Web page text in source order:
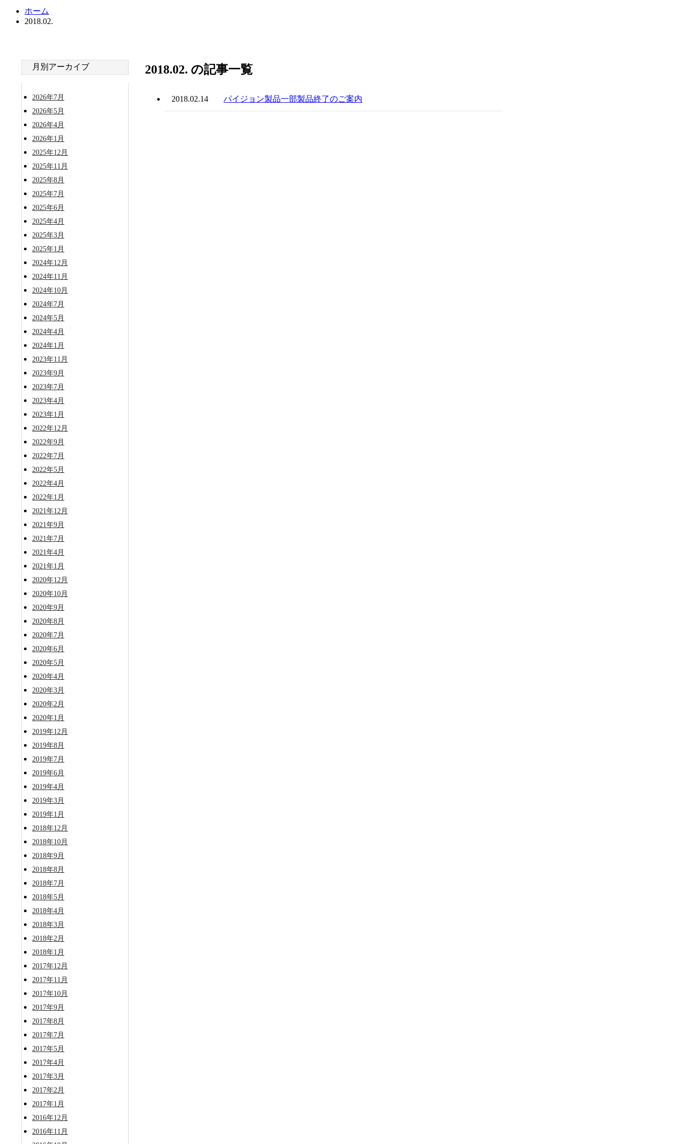
ホーム
2018.02.
2018.02. の記事一覧
2018.02.14 パイジョン製品一部製品終了のご案内
月別アーカイブ
2026年7月
2026年5月
2026年4月
2026年1月
2025年12月
2025年11月
2025年8月
2025年7月
2025年6月
2025年4月
2025年3月
2025年1月
2024年12月
2024年11月
2024年10月
2024年7月
2024年5月
2024年4月
2024年1月
2023年11月
2023年9月
2023年7月
2023年4月
2023年1月
2022年12月
2022年9月
2022年7月
2022年5月
2022年4月
2022年1月
2021年12月
2021年9月
2021年7月
2021年4月
2021年1月
2020年12月
2020年10月
2020年9月
2020年8月
2020年7月
2020年6月
2020年5月
2020年4月
2020年3月
2020年2月
2020年1月
2019年12月
2019年8月
2019年7月
2019年6月
2019年4月
2019年3月
2019年1月
2018年12月
2018年10月
2018年9月
2018年8月
2018年7月
2018年5月
2018年4月
2018年3月
2018年2月
2018年1月
2017年12月
2017年11月
2017年10月
2017年9月
2017年8月
2017年7月
2017年5月
2017年4月
2017年3月
2017年2月
2017年1月
2016年12月
2016年11月